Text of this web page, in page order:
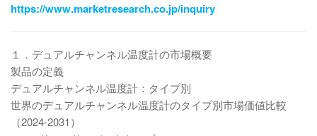
https://www.marketresearch.co.jp/inquiry
１．デュアルチャンネル温度計の市場概要
製品の定義
デュアルチャンネル温度計：タイプ別
世界のデュアルチャンネル温度計のタイプ別市場価値比較
（2024-2031）